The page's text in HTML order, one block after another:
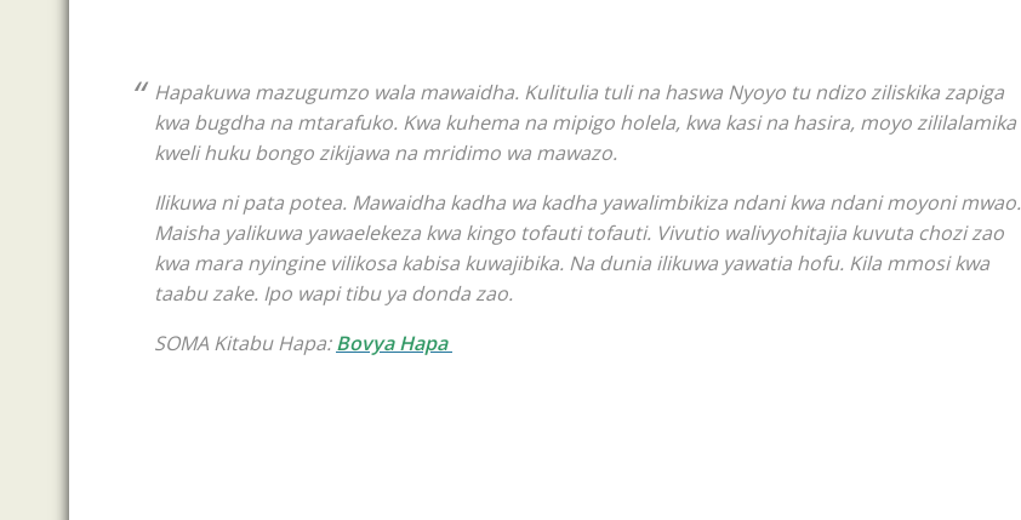
Hapakuwa mazugumzo wala mawaidha. Kulitulia tuli na haswa Nyoyo tu ndizo ziliskika zapiga
kwa bugdha na mtarafuko. Kwa kuhema na mipigo holela, kwa kasi na hasira, moyo zililalamika
kweli huku bongo zikijawa na mridimo wa mawazo.
Ilikuwa ni pata potea. Mawaidha kadha wa kadha yawalimbikiza ndani kwa ndani moyoni mwao.
Maisha yalikuwa yawaelekeza kwa kingo tofauti tofauti. Vivutio walivyohitajia kuvuta chozi zao
kwa mara nyingine vilikosa kabisa kuwajibika. Na dunia ilikuwa yawatia hofu. Kila mmosi kwa
taabu zake. Ipo wapi tibu ya donda zao.
SOMA Kitabu Hapa:Bovya Hapa